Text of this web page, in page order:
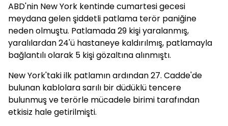
ABD'nin New York kentinde cumartesi gecesi
meydana gelen şiddetli patlama terör paniğine
neden olmuştu. Patlamada 29 kişi yaralanmış,
yaralılardan 24'ü hastaneye kaldırılmış, patlamayla
bağlantılı olarak 5 kişi gözaltına alınmıştı.
New York'taki ilk patlamın ardından 27. Cadde'de
bulunan kablolara sarılı bir düdüklü tencere
bulunmuş ve terörle mücadele birimi tarafından
etkisiz hale getirilmişti.